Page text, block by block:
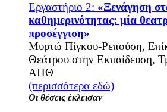
Εργαστήριο 2: «Ξενάγηση
καθημερινότητας: μία
προσέγγιση»
Μυρτώ Πίγκου-Ρεπούση,
Θεάτρου στην Εκπαίδευση,
ΑΠΘ
(περισσότερα εδώ)
Οι θέσεις έκλεισαν